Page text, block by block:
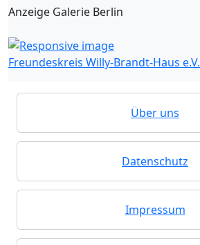
Anzeige Galerie Berlin
Freundeskreis Willy-Brandt-Haus e.V.
Über uns
Datenschutz
Impressum